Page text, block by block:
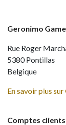
Comptes clients
Geronimo
Rue Roger
5380 Pontillas
Belgique
En savoir plus